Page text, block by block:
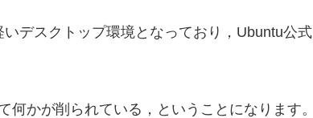
デスクトップ環境となっており，Ubuntu公式
かが削られている，ということになります。